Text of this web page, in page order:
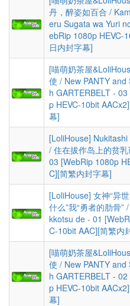
丹，醉姿如百合 /
eru Sugata wa Yuri
ebRip 1080p HEVC-
日内封字幕]
[喵萌奶茶屋
使 / New PANTY and
h GARTERBELT -
p HEVC-10bit
幕]
[LoliHouse]
/ 住在拔作岛上的贫
03 [WebRip 1080p
C][简繁内封字幕]
[LoliHouse] 女神“异
什么”我“勇者的肋骨”
kkotsu de - 01
C-10bit AAC][简繁内
[喵萌奶茶屋
使 / New PANTY and
h GARTERBELT -
p HEVC-10bit
幕]